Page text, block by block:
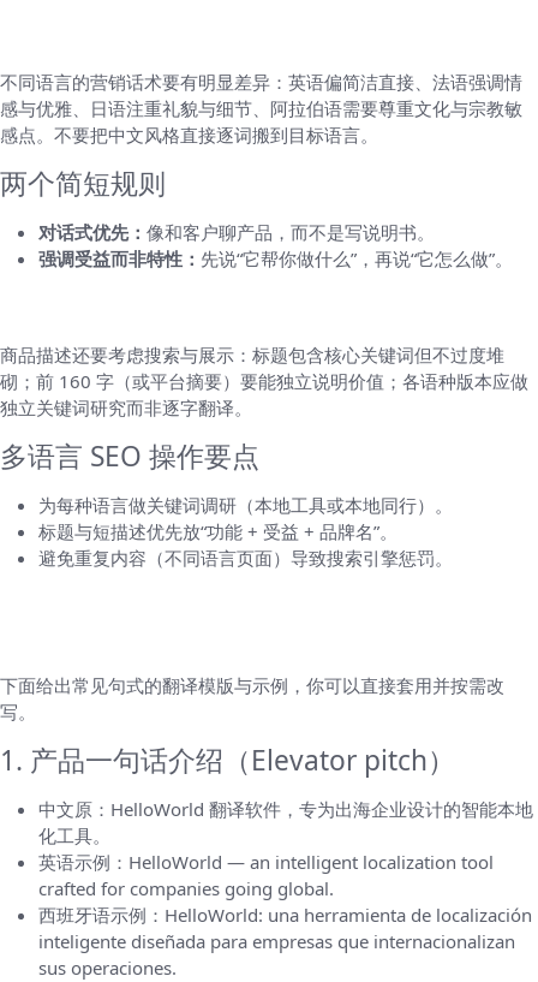
不同语言的营销话术要有明显差异：英语偏简洁直接、法语强调情
感与优雅、日语注重礼貌与细节、阿拉伯语需要尊重文化与宗教敏
感点。不要把中文风格直接逐词搬到目标语言。
两个简短规则
对话式优先： 像和客户聊产品，而不是写说明书。
强调受益而非特性： 先说“它帮你做什么”，再说“它怎么做”。
商品描述还要考虑搜索与展示：标题包含核心关键词但不过度堆
砌；前 160 字（或平台摘要）要能独立说明价值；各语种版本应做
独立关键词研究而非逐字翻译。
多语言 SEO 操作要点
为每种语言做关键词调研（本地工具或本地同行）。
标题与短描述优先放“功能 + 受益 + 品牌名”。
避免重复内容（不同语言页面）导致搜索引擎惩罚。
下面给出常见句式的翻译模版与示例，你可以直接套用并按需改
写。
1. 产品一句话介绍（Elevator pitch）
中文原：HelloWorld 翻译软件，专为出海企业设计的智能本地
化工具。
英语示例：HelloWorld — an intelligent localization tool
crafted for companies going global.
西班牙语示例：HelloWorld: una herramienta de localización
inteligente diseñada para empresas que internacionalizan
sus operaciones.